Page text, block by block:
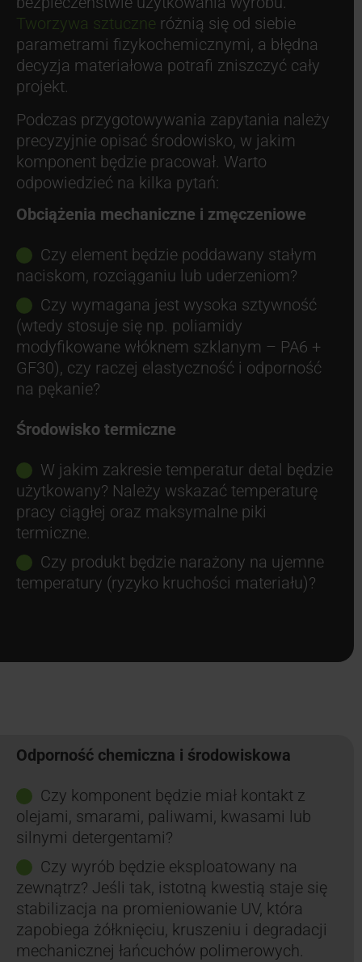
Tworzywa sztuczne różnią się od siebie
parametrami fizykochemicznymi, a błędna
decyzja materiałowa potrafi zniszczyć cały
projekt.
Podczas przygotowywania zapytania należy
precyzyjnie opisać środowisko, w jakim
komponent będzie pracował. Warto
odpowiedzieć na kilka pytań:
Obciążenia mechaniczne i zmęczeniowe
Czy element będzie poddawany stałym
naciskom, rozciąganiu lub uderzeniom?
Czy wymagana jest wysoka sztywność
(wtedy stosuje się np. poliamidy
modyfikowane włóknem szklanym – PA6 +
GF30), czy raczej elastyczność i odporność
na pękanie?
Środowisko termiczne
W jakim zakresie temperatur detal będzie
użytkowany? Należy wskazać temperaturę
pracy ciągłej oraz maksymalne piki
termiczne.
Czy produkt będzie narażony na ujemne
temperatury (ryzyko kruchości materiału)?
Odporność chemiczna i środowiskowa
Czy komponent będzie miał kontakt z
olejami, smarami, paliwami, kwasami lub
silnymi detergentami?
Czy wyrób będzie eksploatowany na
zewnątrz? Jeśli tak, istotną kwestią staje się
stabilizacja na promieniowanie UV, która
zapobiega żółknięciu, kruszeniu i degradacji
mechanicznej łańcuchów polimerowych.